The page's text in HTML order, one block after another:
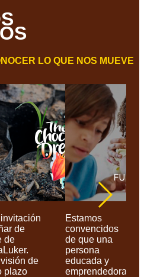
LO QUE NOS MUEVE
de
de
de
plazo
Estamos
convencidos
de que una
persona
educada y
emprendedora